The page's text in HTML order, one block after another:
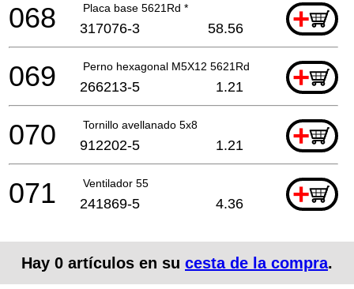
Placa base 5621Rd * +
068 317076-3 58.56
Perno hexagonal M5X12 5621Rd * +
069 266213-5 1.21
Tornillo avellanado 5x8 +
070 912202-5 1.21
Ventilador 55 +
071 241869-5 4.36
Hay 0 artículos en su cesta de la compra.